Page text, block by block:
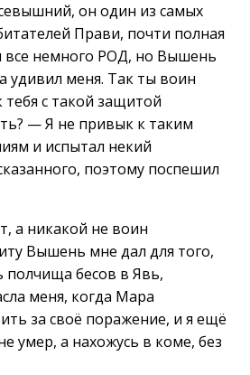
он один из самых
Прави, почти полная
немного РОД, но Вышень
удивил меня. Так ты воин
с такой защитой
— Я не привык к таким
и испытал некий
поэтому поспешил
а никакой не воин
Вышень мне дал для того,
полчища бесов в Явь,
меня, когда Мара
за своё поражение, и я ещё
умер, а нахожусь в коме, без